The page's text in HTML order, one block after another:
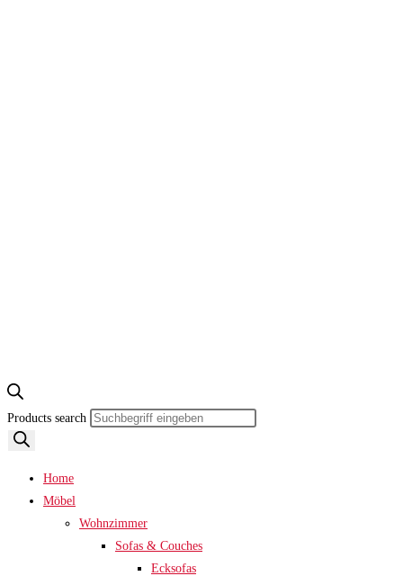
Products search
Home
Möbel
Wohnzimmer
Sofas & Couches
Ecksofas